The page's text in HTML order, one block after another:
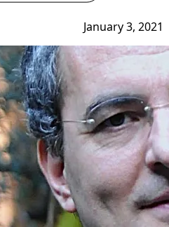
January 3, 2021